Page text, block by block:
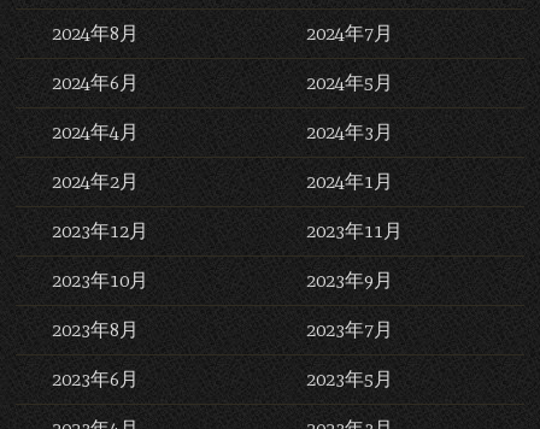
2024年8月 2024年7月
2024年6月 2024年5月
2024年4月 2024年3月
2024年2月 2024年1月
2023年12月 2023年11月
2023年10月 2023年9月
2023年8月 2023年7月
2023年6月 2023年5月